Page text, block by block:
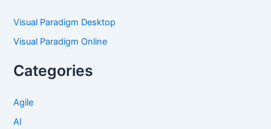
Visual Paradigm Desktop
Visual Paradigm Online
Categories
Agile
AI